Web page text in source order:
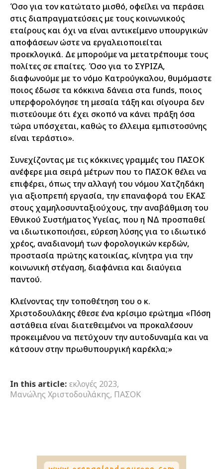
Όσο για τον κατώτατο μισθό, οφείλει να περάσει
στις διαπραγματεύσεις με τους κοινωνικούς
εταίρους και όχι να είναι αντικείμενο υπουργικών
αποφάσεων ώστε να εργαλειοποιείται
προεκλογικά. Δε μπορούμε να μετατρέπουμε τους
πολίτες σε επαίτες. Όσο για το ΣΥΡΙΖΑ,
διαφωνούμε με το νόμο Κατρούγκαλου, θυμόμαστε
ποιος έδωσε τα κόκκινα δάνεια στα funds, ποιος
υπερφορολόγησε τη μεσαία τάξη και σίγουρα δεν
πιστεύουμε ότι έχει σκοπό να κάνει πράξη όσα
τώρα υπόσχεται, καθώς το έλλειμα εμπιστοσύνης
είναι τεράστιο».
Συνεχίζοντας με τις κόκκινες γραμμές του ΠΑΣΟΚ
ανέφερε μια σειρά μέτρων που το ΠΑΣΟΚ θέλει να
επιφέρει, όπως την αλλαγή του νόμου Χατζηδάκη
για αξιοπρεπή εργασία, την επαναφορά του ΕΚΑΣ
στους χαμηλοσυνταξιούχους, την αναβάθμιση του
Εθνικού Συστήματος Υγείας, που η ΝΔ προσπαθεί
να ιδιωτικοποιήσει, εύρεση λύσης για το ιδιωτικό
χρέος, αναδιανομή των φορολογικών κερδών,
προστασία πρώτης κατοικίας, κίνητρα για την
κοινωνική στέγαση, διαφάνεια και διαύγεια
παντού.
Κλείνοντας την τοποθέτηση του ο κ.
Χριστοδουλάκης έθεσε ένα κρίσιμο ερώτημα «Πόση
αστάθεια είναι διατεθειμένοι να προκαλέσουν
προκειμένου να πετύχουν την αυτοδυναμία και να
κάτσουν στην πρωθυπουργική καρέκλα;»
In this article: εκλογές 2023,
Μανώλης Χριστοδουλάκης, ΠΑΣΟΚ